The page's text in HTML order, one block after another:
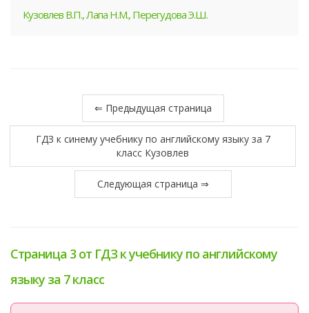
Кузовлев В.П., Лапа Н.М., Перегудова Э.Ш.
⇐ Предыдущая страница
ГДЗ к синему учебнику по английскому языку за 7
класс Кузовлев
Следующая страница ⇒
Страница 3 от ГДЗ к учебнику по английскому
языку за 7 класс